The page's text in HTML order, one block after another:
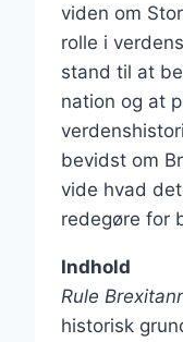
viden om
rolle i
stand til at
nation og at
bevidst om
vide hvad
redegøre for
Indhold
Rule
historisk